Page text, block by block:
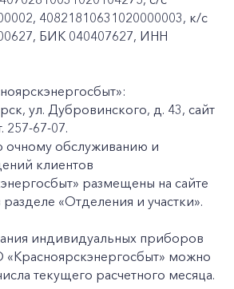
40821810631020000003, к/c
БИК 040407627, ИНН
ул. Дубровинского, д. 43, сайт
257-67-07.
очному обслуживанию и
клиентов
размещены на сайте
разделе «Отделения и участки».
индивидуальных приборов
«Красноярскэнергосбыт» можно
текущего расчетного месяца.